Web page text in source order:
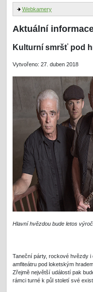
Webkamery
Aktuální
Kulturní smršť pod
Vytvořeno: 27. duben 2018
Hlavní hvězdou bude letos
Taneční párty, rockové hvězdy
amfiteátru pod loketským
Zřejmě největší událostí pak
rámci turné k půl století své